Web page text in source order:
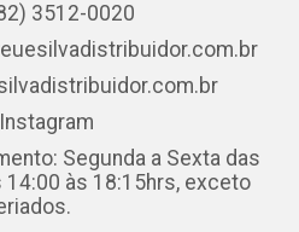
3512-0020
Instagram
Segunda a Sexta das
14:00 às 18:15hrs, exceto